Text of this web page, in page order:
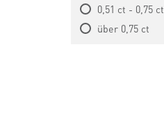
0,51 ct - 0,75 ct
über 0,75 ct